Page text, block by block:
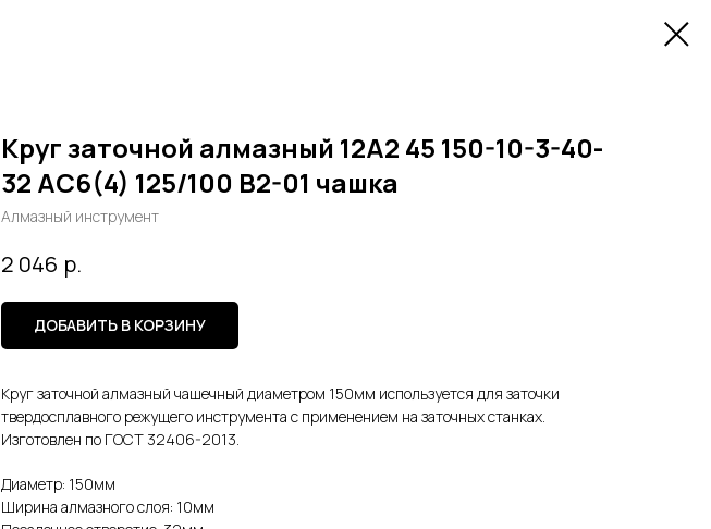
Круг заточной алмазный 12А2 45 150-10-3-40-
32 АС6(4) 125/100 В2-01 чашка
Алмазный инструмент
2 046 р.
ДОБАВИТЬ В КОРЗИНУ
Круг заточной алмазный чашечный диаметром 150мм используется для заточки
твердосплавного режущего инструмента с применением на заточных станках.
Изготовлен по ГОСТ 32406-2013.
Диаметр: 150мм
Ширина алмазного слоя: 10мм